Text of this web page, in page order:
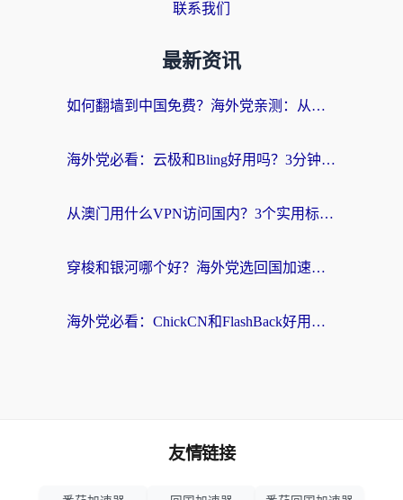
联系我们
最新资讯
如何翻墙到中国免费？海外党亲测：从踩坑到选对加速器的全攻略
海外党必看：云极和Bling好用吗？3分钟教你选对回国加速器
从澳门用什么VPN访问国内？3个实用标准帮你避开坑，无缝刷剧听歌
穿梭和银河哪个好？海外党选回国加速器的避坑指南，附番茄加速器实测体验
海外党必看：ChickCN和FlashBack好用吗？3招教你选对回国加速器（附云极、HomeCN、斧牛vs艾果对比）
友情链接